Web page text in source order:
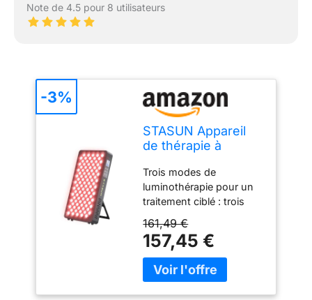
Note de 4.5 pour 8 utilisateurs
STASUN Appareil
de thérapie à
lumière rouge - 4
spectres 660 et
850 nm - Lampe
infrarouge 100 LED
500 W - Pour le
traitement du
visage, les
cosmétiques, le
développement
Trois modes de
luminothérapie pour un
traitement ciblé : trois
rouge pure, lumière
proche infrarouge pure
et lumière combinée. La
lumière rouge agit sur les
161,49 €
157,45 €
-3%